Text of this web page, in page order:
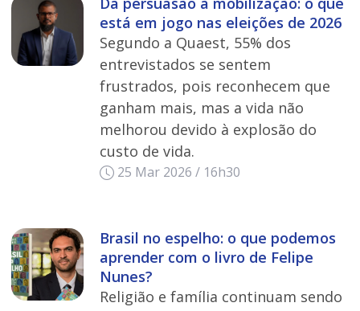
está em jogo nas eleições de 2026
Segundo a Quaest, 55% dos
entrevistados se sentem
frustrados, pois reconhecem que
ganham mais, mas a vida não
melhorou devido à explosão do
custo de vida.
25 Mar 2026 / 16h30
Brasil no espelho: o que podemos
aprender com o livro de Felipe
Nunes?
Religião e família continuam sendo